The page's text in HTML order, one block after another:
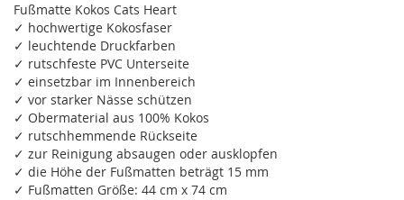
Fußmatte Kokos Cats Heart
✓ hochwertige Kokosfaser
✓ leuchtende Druckfarben
✓ rutschfeste PVC Unterseite
✓ einsetzbar im Innenbereich
✓ vor starker Nässe schützen
✓ Obermaterial aus 100% Kokos
✓ rutschhemmende Rückseite
✓ zur Reinigung absaugen oder ausklopfen
✓ die Höhe der Fußmatten beträgt 15 mm
✓ Fußmatten Größe: 44 cm x 74 cm